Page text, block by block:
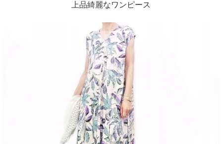
上品綺麗なワンピース